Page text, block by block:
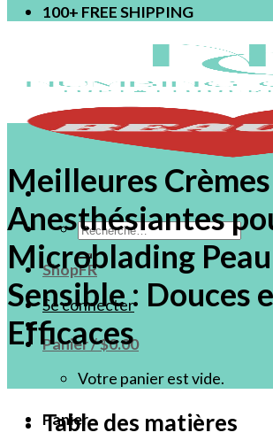
100+ FREE SHIPPING
Recherche
pour :
ShopFR
Se connecter
Panier /$0.00
Votre panier est vide.
Panier
Meilleures Crèmes
Anesthésiantes
Microblading Peau
Sensible : Douces
Efficaces
Table des matières